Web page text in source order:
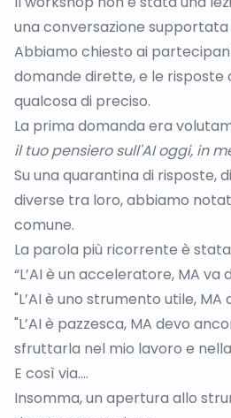
una conversazione supportata
Abbiamo chiesto ai
domande dirette, e le
qualcosa di preciso.
La prima domanda era
il tuo pensiero sull'AI oggi, in
Su una quarantina di risposte,
diverse tra loro, abbiamo
comune.
La parola più ricorrente è stata
“L’AI è un acceleratore, MA va
"L’AI è uno strumento utile,
"L’AI è pazzesca, MA devo
sfruttarla nel mio lavoro e
E così via….
Insomma, un apertura allo